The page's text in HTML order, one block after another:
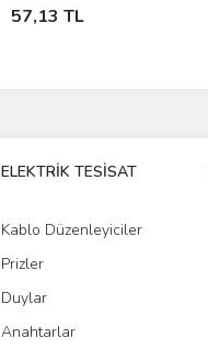
57,13 TL
Sepete Ekle
ELEKTRİK TESİSAT
Kablo Düzenleyiciler
Prizler
Duylar
Anahtarlar